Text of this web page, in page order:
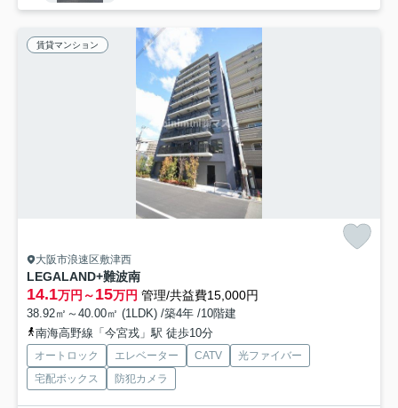
賃貸マンション
大阪市浪速区敷津西
LEGALAND+難波南
14.1万円～15万円 管理/共益費15,000円
38.92㎡～40.00㎡ (1LDK) /築4年 /10階建
南海高野線「今宮戎」駅 徒歩10分
オートロック エレベーター CATV
光ファイバー
宅配ボックス
防犯カメラ